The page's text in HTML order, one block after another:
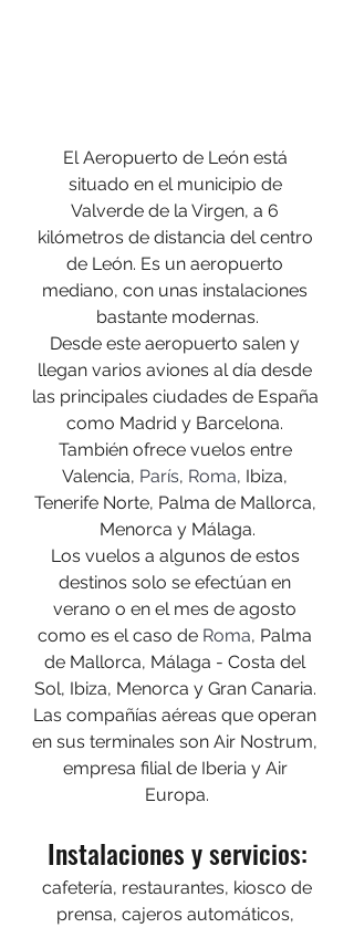
El Aeropuerto de León está
situado en el municipio de
Valverde de la Virgen, a 6
kilómetros de distancia del centro
de León. Es un aeropuerto
mediano, con unas instalaciones
bastante modernas.
Desde este aeropuerto salen y
llegan varios aviones al día desde
las principales ciudades de España
como Madrid y Barcelona.
También ofrece vuelos entre
Valencia, París, Roma, Ibiza,
Tenerife Norte, Palma de Mallorca,
Menorca y Málaga.
Los vuelos a algunos de estos
destinos solo se efectúan en
verano o en el mes de agosto
como es el caso de Roma, Palma
de Mallorca, Málaga - Costa del
Sol, Ibiza, Menorca y Gran Canaria.
Las compañías aéreas que operan
en sus terminales son Air Nostrum,
empresa filial de Iberia y Air
Europa.
Instalaciones y servicios:
prensa, cajeros automáticos,